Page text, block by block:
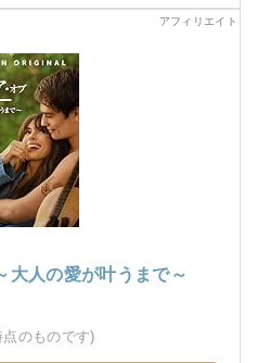
大人の愛が叶うまで～
のものです)